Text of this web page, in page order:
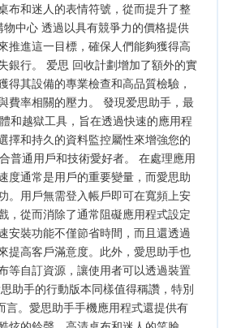
布和迷人的表情符號，從而提升了整
中心 透過以具有競爭力的價格提供
推進這一目標，確保人們能夠獲得高
銀行。 爱思 回收計劃增加了額外的實
得其設備的專業檢查和高品質檢驗，
費率相關的壓力。 發現爱思助手，最
和越獄工具，旨在透過快速的應用程
擇和持久的資料監控屬性來增強您的
通用戶和技術愛好者。 在處理應用
度通常是用戶的重要變量，而愛思助
。用戶無需登入帳戶即可在寬頻上安
，從而消除了通常阻礙應用程式設定
安裝功能不僅節省時間，而且還透過
提高客戶滿意度。此外，愛思助手也
等自訂資源，讓使用者可以透過裝置
助手的行動版本同樣值得稱讚，特別
言。愛思助手手機應用程式還提供有